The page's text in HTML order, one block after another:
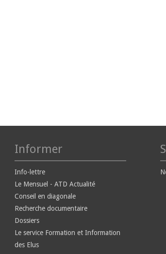
Informer
Info-lettre
Le Mensuel - ATD Actualité
Conseil en diagonale
Recherche documentaire
Dossiers
Le service Formation et Information
des Elus